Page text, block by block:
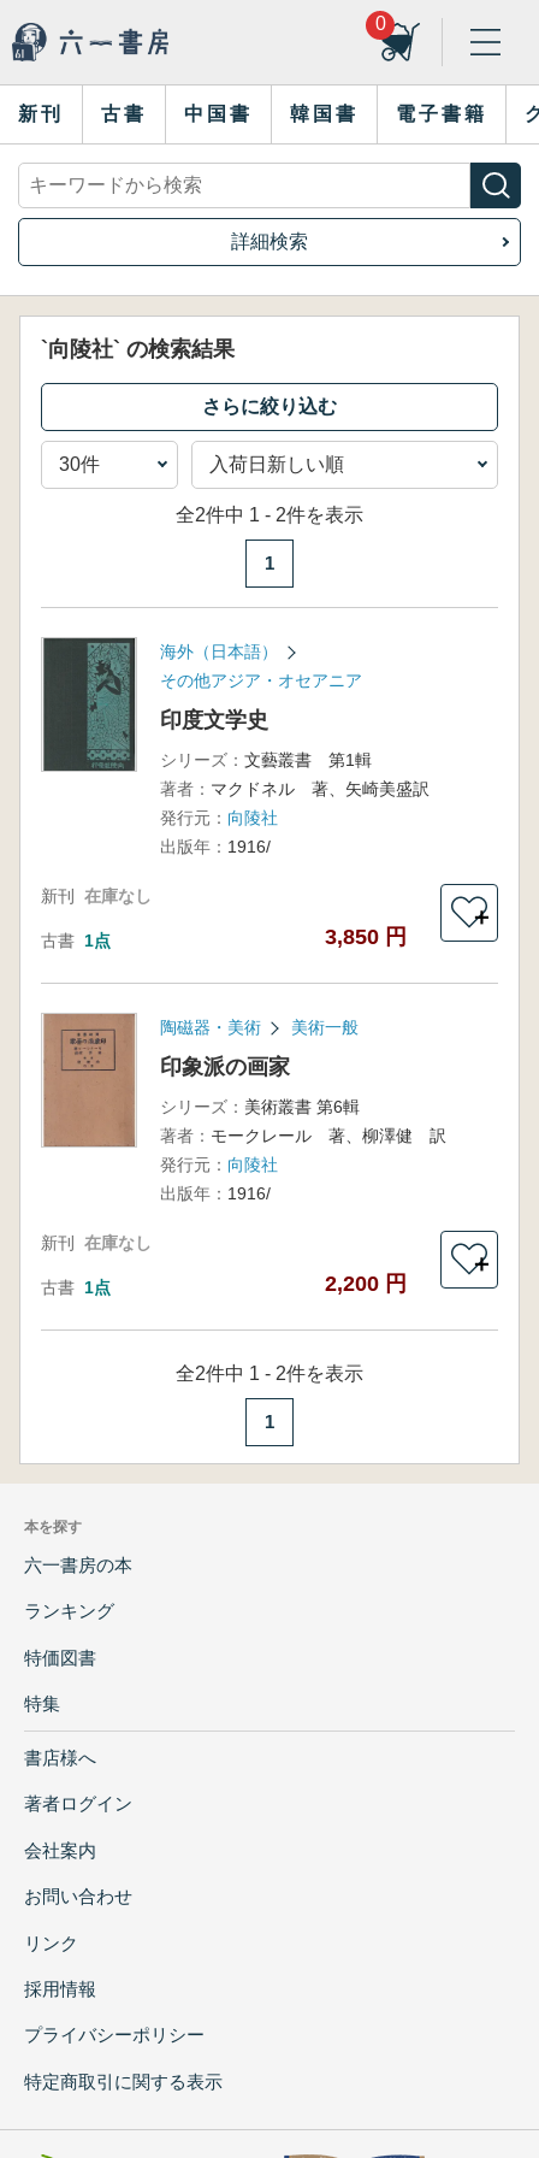
0
新刊 古書 中国書 韓国書 電子書籍
詳細検索
`向陵社` の検索結果
全2件中 1 - 2件を表示
1
海外（日本語）
その他アジア・オセアニア
印度文学史
シリーズ： 文藝叢書 第1輯
著者： マクドネル 著、矢崎美盛訳
発行元： 向陵社
出版年： 1916/
新刊 在庫なし
古書 1点 3,850 円
＋
陶磁器・美術 美術一般
印象派の画家
シリーズ： 美術叢書 第6輯
著者： モークレール 著、柳澤健 訳
発行元： 向陵社
出版年： 1916/
新刊 在庫なし
古書 1点 2,200 円
＋
全2件中 1 - 2件を表示
1
本を探す
六一書房の本
ランキング
特価図書
特集
書店様へ
著者ログイン
会社案内
お問い合わせ
リンク
採用情報
プライバシーポリシー
特定商取引に関する表示